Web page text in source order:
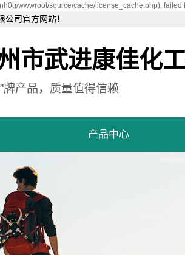
wwwroot/source/cache/license_cache.php):
司官方网站！
市武进康佳化
牌产品，质量值得信赖
产品中心